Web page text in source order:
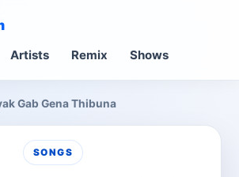
Artists Remix Shows
Gab Gena Thibuna
SONGS